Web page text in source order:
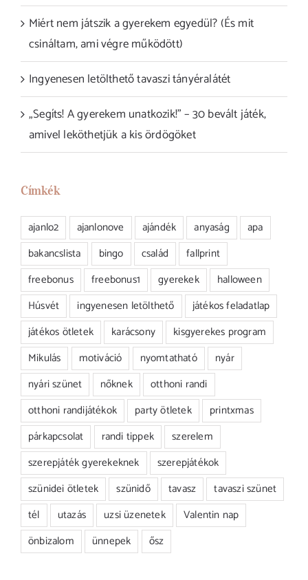
Miért nem játszik a gyerekem egyedül? (És mit
csináltam, ami végre működött)
Ingyenesen letölthető tavaszi tányéralátét
„Segíts! A gyerekem unatkozik!” – 30 bevált játék,
amivel leköthetjük a kis ördögöket
Címkék
ajanlo2 ajanlonove ajándék anyaság
apa
bakancslista
bingo család
fallprint
freebonus
freebonus1 gyerekek
halloween
Húsvét
ingyenesen letölthető
játékos feladatlap
játékos ötletek
karácsony
kisgyerekes program
Mikulás
motiváció nyomtatható
nyár
nyári szünet
nőknek
otthoni randi
otthoni randijátékok
party ötletek
printxmas
párkapcsolat
randi tippek
szerelem
szerepjáték gyerekeknek
szerepjátékok
szünidei ötletek
szünidő tavasz
tavaszi szünet
tél
utazás uzsi üzenetek
Valentin nap
önbizalom
ünnepek ősz